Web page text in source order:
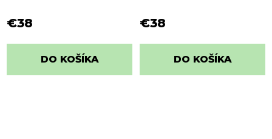
€38
DO KOŠÍKA
€38
DO KOŠÍKA